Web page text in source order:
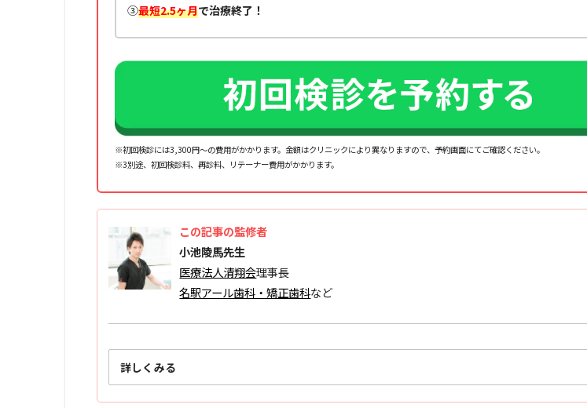
③最短2.5ヶ月で治療終了！
※初回検診には3,300円～の費用がかかります。金額はクリニックにより異なりますので、予約画面にてご確認ください。
※3別途、初回検診料、再診料、リテーナー費⽤がかかります。
この記事の監修者
小池陵馬先生
医療法人清翔会理事長
名駅アール歯科・矯正歯科など
詳しくみる